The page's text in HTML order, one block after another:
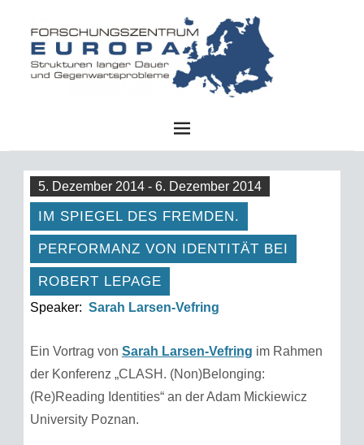
5. Dezember 2014 - 6. Dezember 2014
IM SPIEGEL DES FREMDEN.
PERFORMANZ VON IDENTITÄT BEI
ROBERT LEPAGE
Speaker: Sarah Larsen-Vefring
Ein Vortrag von Sarah Larsen-Vefring im Rahmen
der Konferenz „CLASH. (Non)Belonging:
(Re)Reading Identities“ an der Adam Mickiewicz
University Poznan.